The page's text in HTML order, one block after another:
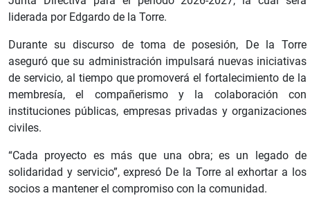
liderada por Edgardo de la Torre.
Durante su discurso de toma de posesión, De la Torre
aseguró que su administración impulsará nuevas iniciativas
de servicio, al tiempo que promoverá el fortalecimiento de la
membresía, el compañerismo y la colaboración con
instituciones públicas, empresas privadas y organizaciones
civiles.
“Cada proyecto es más que una obra; es un legado de
solidaridad y servicio”, expresó De la Torre al exhortar a los
socios a mantener el compromiso con la comunidad.